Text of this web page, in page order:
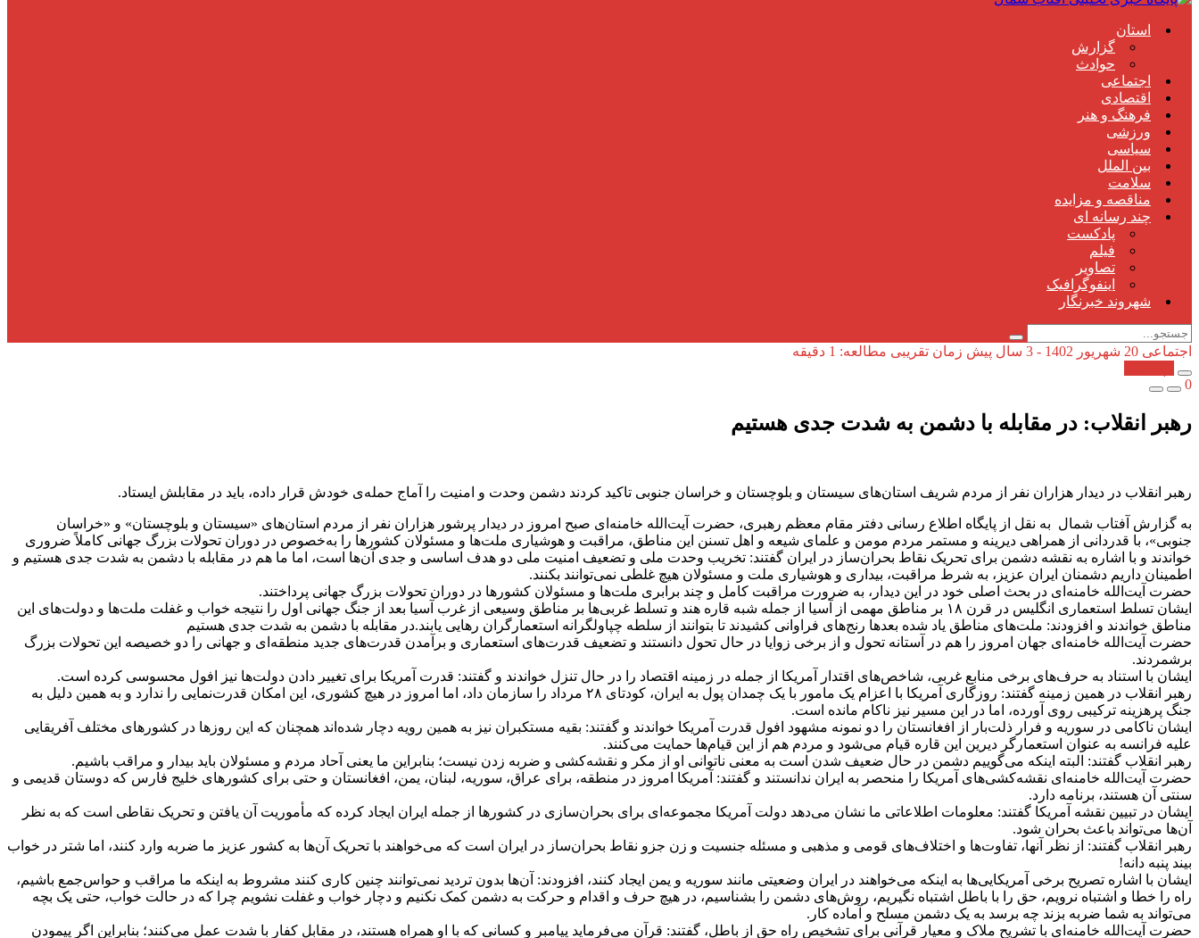
استان
گزارش
حوادث
اجتماعی
اقتصادی
فرهنگ و هنر
ورزشی
سیاسی
بین الملل
سلامت
مناقصه و مزایده
چند رسانه ای
پادکست
فیلم
تصاویر
اینفوگرافیک
شهروند خبرنگار
اجتماعی 20 شهریور 1402 - 3 سال پیش
زمان تقریبی مطالعه: 1 دقیقه
0
رهبر انقلاب: در مقابله با دشمن به شدت جدی هستیم
رهبر انقلاب در دیدار هزاران نفر از مردم شریف استان‌های سیستان و بلوچستان و خراسان جنوبی تاکید کردند دشمن وحدت و امنیت را آماج حمله‌ی خودش قرار داده، باید در مقابلش ایستاد.
به گزارش آفتاب شمال به نقل از پایگاه اطلاع رسانی دفتر مقام معظم رهبری، حضرت آیت‌الله خامنه‌ای صبح امروز در دیدار پرشور هزاران نفر از مردم استان‌های «سیستان و بلوچستان» و «خراسان
جنوبی»، با قدردانی از همراهی دیرینه و مستمر مردم مومن و علمای شیعه و اهل تسنن این مناطق، مراقبت و هوشیاری ملت‌ها و مسئولان کشور‌ها را به‌خصوص در دوران تحولات بزرگ جهانی کاملاً ضروری
خواندند و با اشاره به نقشه دشمن برای تحریک نقاط بحران‌ساز در ایران گفتند: تخریب وحدت ملی و تضعیف امنیت ملی دو هدف اساسی و جدی آن‌ها است، اما ما هم در مقابله با دشمن به شدت جدی هستیم و
اطمینان داریم دشمنان ایران عزیز، به شرط مراقبت، بیداری و هوشیاری ملت و مسئولان هیچ غلطی نمی‌توانند بکنند.
حضرت آیت‌الله خامنه‌ای در بحث اصلی خود در این دیدار، به ضرورت مراقبت کامل و چند برابری ملت‌ها و مسئولان کشور‌ها در دوران تحولات بزرگ جهانی پرداختند.
ایشان تسلط استعماری انگلیس در قرن ۱۸ بر مناطق مهمی از آسیا از جمله شبه قاره هند و تسلط غربی‌ها بر مناطق وسیعی از غرب آسیا بعد از جنگ جهانی اول را نتیجه خواب و غفلت ملت‌ها و دولت‌های این
مناطق خواندند و افزودند: ملت‌های مناطق یاد شده بعد‌ها رنج‌های فراوانی کشیدند تا بتوانند از سلطه چپاولگرانه استعمارگران رهایی یابند.در مقابله با دشمن به شدت جدی هستیم
حضرت آیت‌الله خامنه‌ای جهان امروز را هم در آستانه تحول و از برخی زوایا در حال تحول دانستند و تضعیف قدرت‌های استعماری و برآمدن قدرت‌های جدید منطقه‌ای و جهانی را دو خصیصه این تحولات بزرگ
برشمردند.
ایشان با استناد به حرف‌های برخی منابع غربی، شاخص‌های اقتدار آمریکا از جمله در زمینه اقتصاد را در حال تنزل خواندند و گفتند: قدرت آمریکا برای تغییر دادن دولت‌ها نیز افول محسوسی کرده است.
رهبر انقلاب در همین زمینه گفتند: روزگاری آمریکا با اعزام یک مامور با یک چمدان پول به ایران، کودتای ۲۸ مرداد را سازمان داد، اما امروز در هیچ کشوری، این امکان قدرت‌نمایی را ندارد و به همین دلیل به
جنگ پرهزینه ترکیبی روی آورده، اما در این مسیر نیز ناکام مانده است.
ایشان ناکامی در سوریه و فرار ذلت‌بار از افغانستان را دو نمونه مشهود افول قدرت آمریکا خواندند و گفتند: بقیه مستکبران نیز به همین رویه دچار شده‌اند همچنان که این روز‌ها در کشور‌های مختلف آفریقایی
علیه فرانسه به عنوان استعمارگر دیرین این قاره قیام می‌شود و مردم هم از این قیام‌ها حمایت می‌کنند.
رهبر انقلاب گفتند: البته اینکه می‌گوییم دشمن در حال ضعیف شدن است به معنی ناتوانی او از مکر و نقشه‌کشی و ضربه زدن نیست؛ بنابراین ما یعنی آحاد مردم و مسئولان باید بیدار و مراقب باشیم.
حضرت آیت‌الله خامنه‌ای نقشه‌کشی‌های آمریکا را منحصر به ایران ندانستند و گفتند: آمریکا امروز در منطقه، برای عراق، سوریه، لبنان، یمن، افغانستان و حتی برای کشور‌های خلیج فارس که دوستان قدیمی و
سنتی آن هستند، برنامه دارد.
ایشان در تبیین نقشه آمریکا گفتند: معلومات اطلاعاتی ما نشان می‌دهد دولت آمریکا مجموعه‌ای برای بحران‌سازی در کشور‌ها از جمله ایران ایجاد کرده که مأموریت آن یافتن و تحریک نقاطی است که به نظر
آن‌ها می‌تواند باعث بحران شود.
رهبر انقلاب گفتند: از نظر آنها، تفاوت‌ها و اختلاف‌های قومی و مذهبی و مسئله جنسیت و زن جزو نقاط بحران‌ساز در ایران است که می‌خواهند با تحریک آن‌ها به کشور عزیز ما ضربه وارد کنند، اما شتر در خواب
بیند پنبه دانه!
ایشان با اشاره تصریح برخی آمریکایی‌ها به اینکه می‌خواهند در ایران وضعیتی مانند سوریه و یمن ایجاد کنند، افزودند: آن‌ها بدون تردید نمی‌توانند چنین کاری کنند مشروط به اینکه ما مراقب و حواس‌جمع باشیم،
راه را خطا و اشتباه نرویم، حق را با باطل اشتباه نگیریم، روش‌های دشمن را بشناسیم، در هیچ حرف و اقدام و حرکت به دشمن کمک نکنیم و دچار خواب و غفلت نشویم چرا که در حالت خواب، حتی یک بچه
می‌تواند به شما ضربه بزند چه برسد به یک دشمن مسلح و آماده کار.
حضرت آیت‌الله خامنه‌ای با تشریح ملاک و معیار قرآنی برای تشخیص راه حق از باطل، گفتند: قرآن می‌فرماید پیامبر و کسانی که با او همراه هستند، در مقابل کفار با شدت عمل می‌کنند؛ بنابراین اگر پیمودن